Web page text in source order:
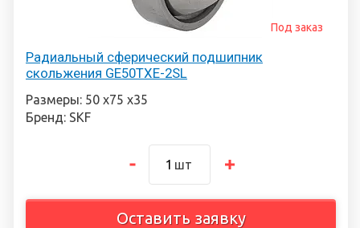
Радиальный сферический подшипник
скольжения GE50TXE-2SL
Под заказ
Размеры: 50 х75 х35
Бренд: SKF
шт
Оставить заявку